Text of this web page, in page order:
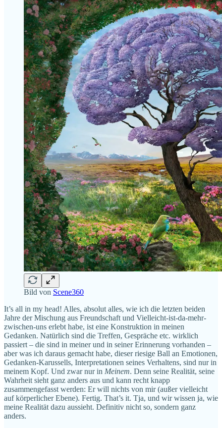
Bild von Scene360
It’s all in my head! Alles, absolut alles, wie ich die letzten beiden
Jahre der Mischung aus Freundschaft und Vielleicht-ist-da-mehr-
zwischen-uns erlebt habe, ist eine Konstruktion in meinen
Gedanken. Natürlich sind die Treffen, Gespräche etc. wirklich
passiert – die sind in meiner und in seiner Erinnerung vorhanden –
aber was ich daraus gemacht habe, dieser riesige Ball an Emotionen,
Gedanken-Karussells, Interpretationen seines Verhaltens, sind nur in
meinem Kopf. Und zwar nur in Meinem. Denn seine Realität, seine
Wahrheit sieht ganz anders aus und kann recht knapp
zusammengefasst werden: Er will nichts von mir (außer vielleicht
auf körperlicher Ebene). Fertig. That’s it. Tja, und wir wissen ja, wie
meine Realität dazu aussieht. Definitiv nicht so, sondern ganz
anders.